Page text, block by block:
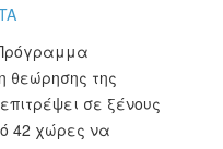
της
σε ξένους
42 χώρες να